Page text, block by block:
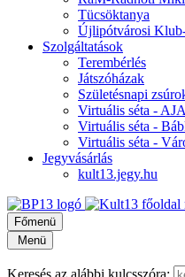
Tücsöktanya
Újlipótvárosi
Szolgáltatások
Terembérlés
Játszóházak
Születésnapi
Virtuális séta -
Virtuális séta -
Virtuális séta -
Jegyvásárlás
kult13.jegy.hu
Főmenü
Menü
Keresés az alábbi kulcsszóra: